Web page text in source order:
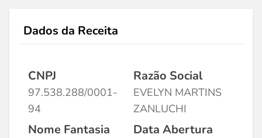
Dados da Receita
CNPJ
97.538.288/0001-
94
Razão Social
EVELYN MARTINS
ZANLUCHI
Nome Fantasia Data Abertura